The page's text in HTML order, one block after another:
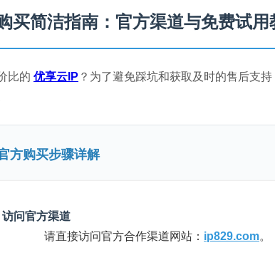
买简洁指南：官方渠道与免费试用
比的 优享云IP ？为了避免踩坑和获取及时的售后支
买步骤详解
访问官方渠道
直接访问官方合作渠道网站： ip829.com。